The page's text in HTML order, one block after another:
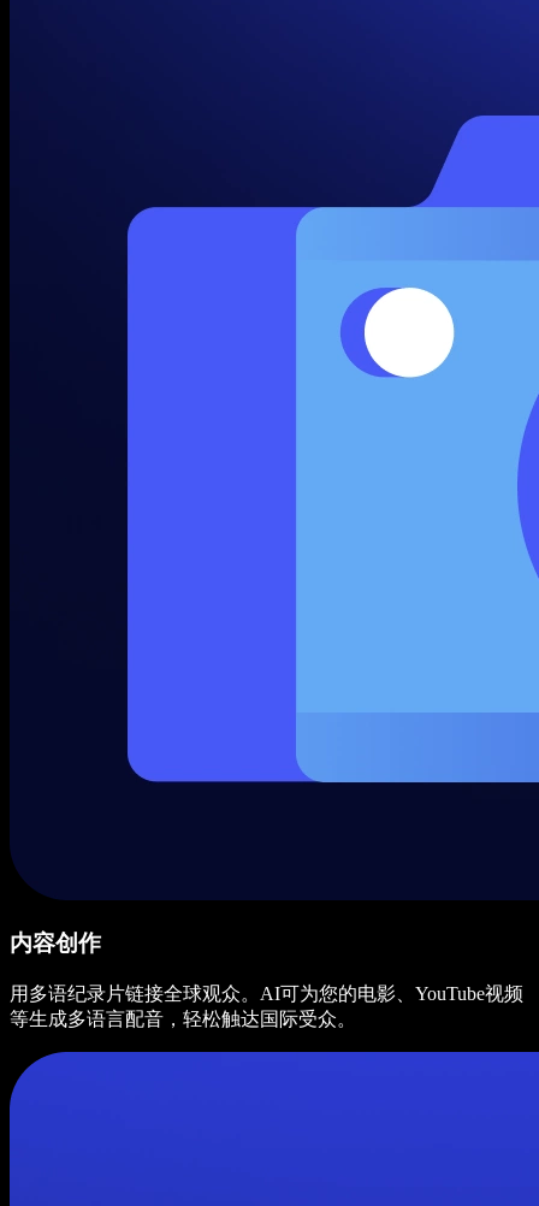
内容创作
用多语纪录片链接全球观众。AI可为您的电影、YouTube视频
等生成多语言配音，轻松触达国际受众。